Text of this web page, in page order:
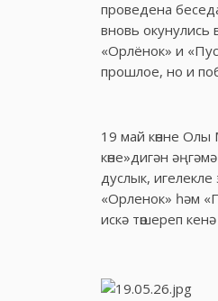
проведена
вновь
«Орлёнок» и
прошлое, но и
19 май көнне
көне»дигән
дуслык,
«Орленок» һәм
искә төшереп